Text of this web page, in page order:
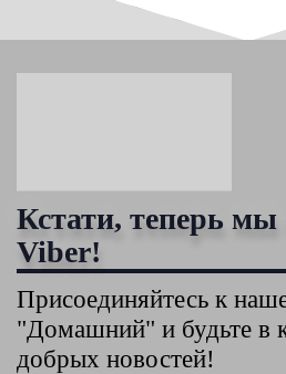
Кстати, теперь мы
Viber!
Присоединяйтесь к
"Домашний" и будьте в
добрых новостей!